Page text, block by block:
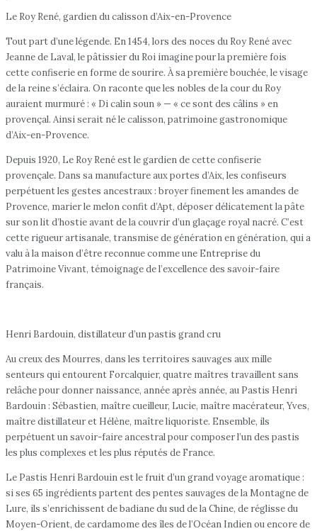
Le Roy René, gardien du calisson d’Aix-en-Provence
Tout part d’une légende. En 1454, lors des noces du Roy René avec
Jeanne de Laval, le pâtissier du Roi imagine pour la première fois
cette confiserie en forme de sourire. À sa première bouchée, le visage
de la reine s’éclaira. On raconte que les nobles de la cour du Roy
auraient murmuré : « Di calin soun » — « ce sont des câlins » en
provençal. Ainsi serait né le calisson, patrimoine gastronomique
d’Aix-en-Provence.
Depuis 1920, Le Roy René est le gardien de cette confiserie
provençale. Dans sa manufacture aux portes d’Aix, les confiseurs
perpétuent les gestes ancestraux : broyer finement les amandes de
Provence, marier le melon confit d’Apt, déposer délicatement la pâte
sur son lit d’hostie avant de la couvrir d’un glaçage royal nacré. C’est
cette rigueur artisanale, transmise de génération en génération, qui a
valu à la maison d’être reconnue comme une Entreprise du
Patrimoine Vivant, témoignage de l’excellence des savoir-faire
français.
Henri Bardouin, distillateur d’un pastis grand cru
Au creux des Mourres, dans les territoires sauvages aux mille
senteurs qui entourent Forcalquier, quatre maîtres travaillent sans
relâche pour donner naissance, année après année, au Pastis Henri
Bardouin : Sébastien, maître cueilleur, Lucie, maître macérateur, Yves,
maître distillateur et Hélène, maître liquoriste. Ensemble, ils
perpétuent un savoir-faire ancestral pour composer l’un des pastis
les plus complexes et les plus réputés de France.
Le Pastis Henri Bardouin est le fruit d’un grand voyage aromatique :
si ses 65 ingrédients partent des pentes sauvages de la Montagne de
Lure, ils s’enrichissent de badiane du sud de la Chine, de réglisse du
Moyen-Orient, de cardamome des îles de l’Océan Indien ou encore de